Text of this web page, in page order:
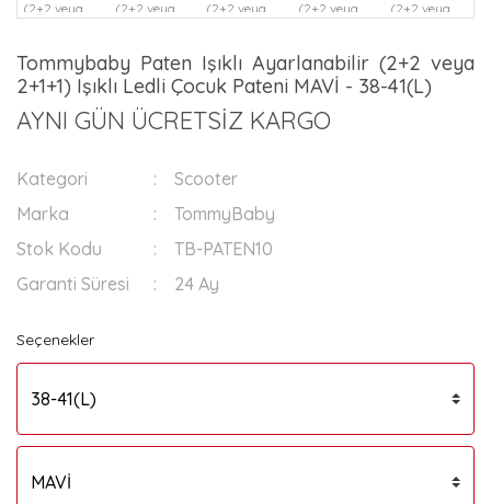
Tommybaby Paten Işıklı Ayarlanabilir (2+2 veya
2+1+1) Işıklı Ledli Çocuk Pateni MAVİ - 38-41(L)
AYNI GÜN ÜCRETSİZ KARGO
Kategori
Scooter
Marka
TommyBaby
Stok Kodu
TB-PATEN10
Garanti Süresi
24 Ay
Seçenekler